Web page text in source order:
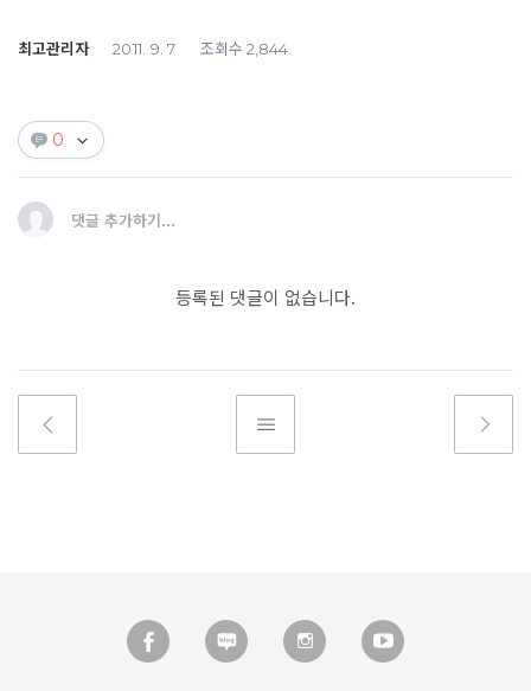
최고관리자 2011. 9. 7 조회수 2,844
0
댓글 추가하기...
등록된 댓글이 없습니다.